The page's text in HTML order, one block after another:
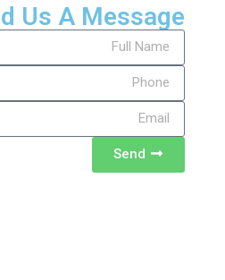
Us A Message
Send